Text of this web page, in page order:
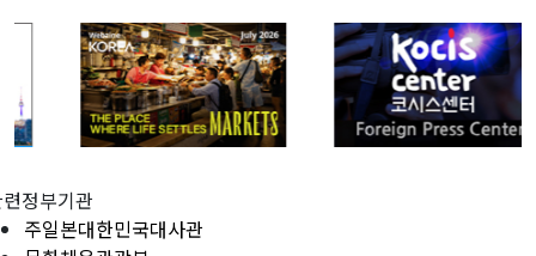
정부기관
주일본대한민국대사관